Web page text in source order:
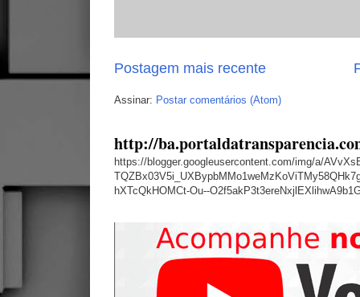
Postagem mais recente
Assinar: Postar comentários (Atom)
http://
https://blogger.googleusercontent.com/img/a/
hXTcQkHOMCt-Ou--